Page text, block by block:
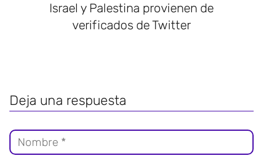
Israel y Palestina provienen de
verificados de Twitter
Deja una respuesta